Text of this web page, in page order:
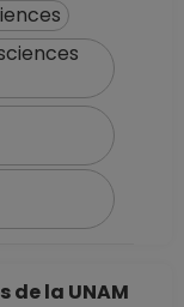
la UNAM